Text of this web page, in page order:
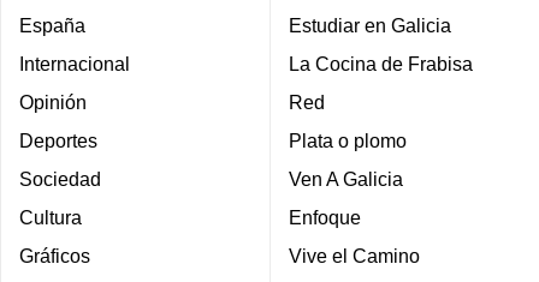
España
Internacional
Opinión
Deportes
Sociedad
Cultura
Gráficos
Estudiar en Galicia
La Cocina de Frabisa
Red
Plata o plomo
Ven A Galicia
Enfoque
Vive el Camino